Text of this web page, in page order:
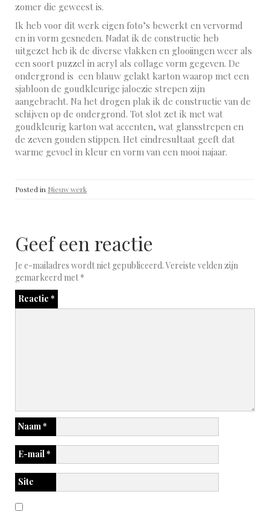
zomer die geweest is.
Ik heb voor dit werk eigen foto’s bewerkt en vervormd
en in vorm gesneden. Nadat ik de constructie heb
uitgezet heb ik de diverse vlakken en glooiingen weer als
een soort puzzel in acryl als collage vorm gegeven. De
ondergrond is een blauw gelakt karton waarop met een
sjabloon de goudkleurige jaloezie strepen zijn
aangebracht. Na het drogen plak ik de constructie van de
schijven op de ondergrond. Tot slot zet ik met wat
goudkleurig karton wat accenten, wat glansstrepen en
de zeven gouden stippen. Het eindresultaat geeft dat
warme gevoel in kleur en vorm van een mooi najaar.
Posted in Nieuw werk
Geef een reactie
Je e-mailadres wordt niet gepubliceerd. Vereiste velden zijn
gemarkeerd met*
Reactie *
Naam*
E-mail*
Site